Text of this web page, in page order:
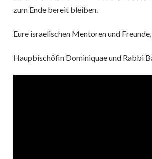
zum Ende bereit bleiben.
Eure israelischen Mentoren und Freunde,
Haupbischöfin Dominiquae und Rabbi